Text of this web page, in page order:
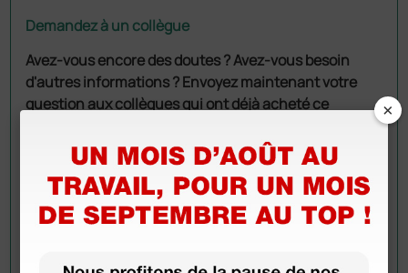
Demandez à un collègue
Avez-vous encore des doutes ? Avez-vous besoin
d'autres informations ? Envoyez maintenant votre
question aux collègues qui ont déjà acheté ce
×